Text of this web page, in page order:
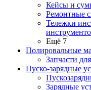
Кейсы и
Ремонтные
Тележки
Ещё 7
Полировальные
Запчасти
Пуско-зарядные
Зарядные